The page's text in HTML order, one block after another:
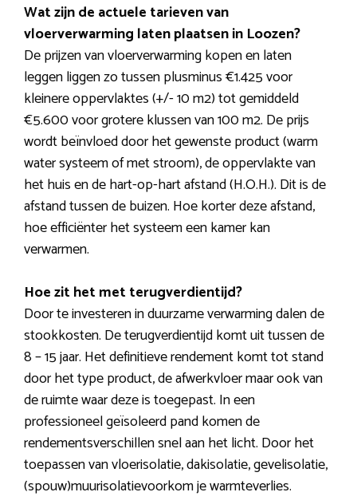
Wat zijn de actuele tarieven van
vloerverwarming laten plaatsen in Loozen?
De prijzen van vloerverwarming kopen en laten
leggen liggen zo tussen plusminus €1.425 voor
kleinere oppervlaktes (+/- 10 m2) tot gemiddeld
€5.600 voor grotere klussen van 100 m2. De prijs
wordt beïnvloed door het gewenste product (warm
water systeem of met stroom), de oppervlakte van
het huis en de hart-op-hart afstand (H.O.H.). Dit is de
afstand tussen de buizen. Hoe korter deze afstand,
hoe efficiënter het systeem een kamer kan
verwarmen.
Hoe zit het met terugverdientijd?
Door te investeren in duurzame verwarming dalen de
stookkosten. De terugverdientijd komt uit tussen de
8 – 15 jaar. Het definitieve rendement komt tot stand
door het type product, de afwerkvloer maar ook van
de ruimte waar deze is toegepast. In een
professioneel geïsoleerd pand komen de
rendementsverschillen snel aan het licht. Door het
toepassen van vloerisolatie, dakisolatie, gevelisolatie,
(spouw)muurisolatievoorkom je warmteverlies.